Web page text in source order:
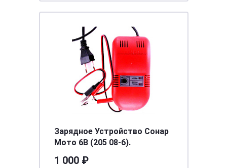
Зарядное Устройство Сонар
Мото 6В (205 08-6).
1 000 ₽